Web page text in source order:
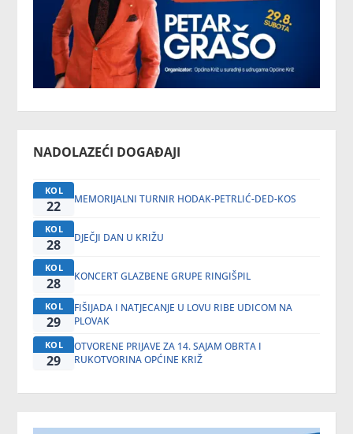
NADOLAZEĆI DOGAĐAJI
KOL
22 MEMORIJALNI TURNIR HODAK-PETRLIĆ-DED-KOS
KOL
28 DJEČJI DAN U KRIŽU
KOL
28 KONCERT GLAZBENE GRUPE RINGIŠPIL
KOL
29
FIŠIJADA I NATJECANJE U LOVU RIBE UDICOM NA
PLOVAK
KOL
29
OTVORENE PRIJAVE ZA 14. SAJAM OBRTA I
RUKOTVORINA OPĆINE KRIŽ